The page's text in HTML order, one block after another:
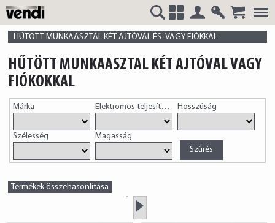
VENDI
HUNGÁRIA
HŰTÖTT MUNKAASZTAL KÉT AJTÓVAL ÉS- VAGY FIÓKKAL
HŰTÖTT MUNKAASZTAL KÉT AJTÓVAL VAGY
FIÓKOKKAL
Márka Elektromos teljesítményHosszúság
Szélesség Magasság
Termékek összehasonlítása